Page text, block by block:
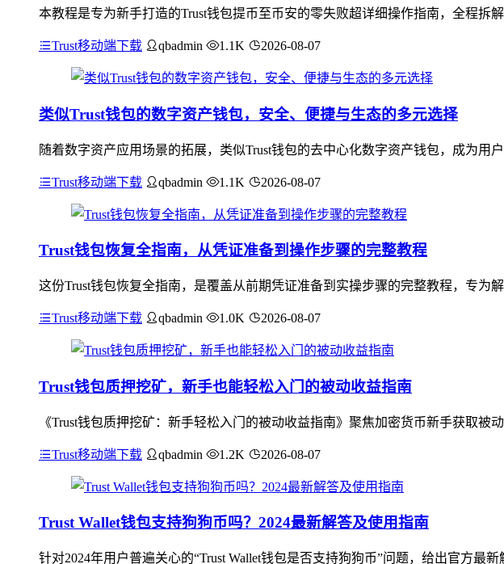
本教程是专为新手打造的Trust钱包提币至币安的零失败超详细操作指南，全程拆
Trust移动端下载 qbadmin 1.1K 2026-08-07
类似Trust钱包的数字资产钱包，安全、便捷与生态的多元选择
随着数字资产应用场景的拓展，类似Trust钱包的去中心化数字资产钱包，成为
Trust移动端下载 qbadmin 1.1K 2026-08-07
Trust钱包恢复全指南，从凭证准备到操作步骤的完整教程
这份Trust钱包恢复全指南，是覆盖从前期凭证准备到实操步骤的完整教程，专
Trust移动端下载 qbadmin 1.0K 2026-08-07
Trust钱包质押挖矿，新手也能轻松入门的被动收益指南
《Trust钱包质押挖矿：新手轻松入门的被动收益指南》聚焦加密货币新手获取
Trust移动端下载 qbadmin 1.2K 2026-08-07
Trust Wallet钱包支持狗狗币吗？2024最新解答及使用指南
针对2024年用户普遍关心的“Trust Wallet钱包是否支持狗狗币”问题，给出官方最